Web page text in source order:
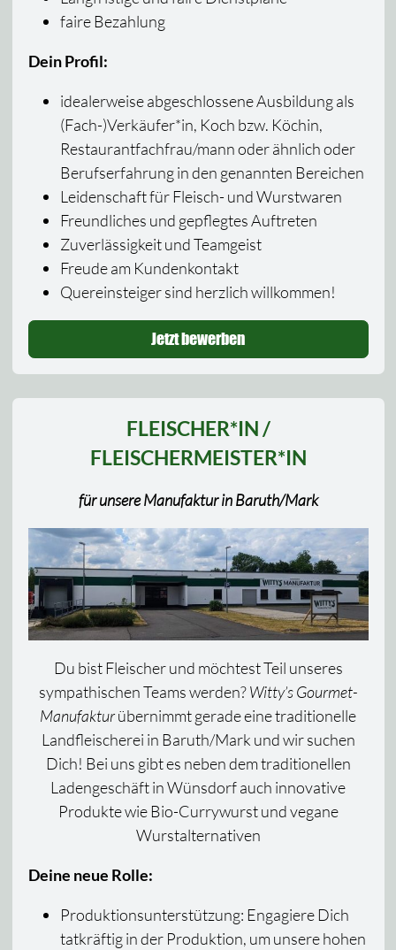
faire Bezahlung
Dein Profil:
idealerweise abgeschlossene Ausbildung als
(Fach-)Verkäufer*in, Koch bzw. Köchin,
Restaurantfachfrau/mann oder ähnlich oder
Berufserfahrung in den genannten Bereichen
Leidenschaft für Fleisch- und Wurstwaren
Freundliches und gepflegtes Auftreten
Zuverlässigkeit und Teamgeist
Freude am Kundenkontakt
Quereinsteiger sind herzlich willkommen!
Jetzt bewerben
FLEISCHER*IN /
FLEISCHERMEISTER*IN
für unsere Manufaktur in Baruth/Mark
Du bist Fleischer und möchtest Teil unseres
sympathischen Teams werden?Witty’s Gourmet-
Manufakturübernimmt gerade eine traditionelle
Landfleischerei in Baruth/Mark und wir suchen
Dich! Bei uns gibt es neben dem traditionellen
Ladengeschäft in Wünsdorf auch innovative
Produkte wie Bio-Currywurst und vegane
Wurstalternativen
Deine neue Rolle:
Produktionsunterstützung: Engagiere Dich
tatkräftig in der Produktion, um unsere hohen